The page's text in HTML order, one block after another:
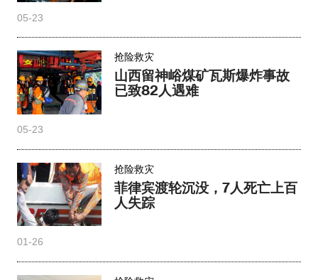
05-23
抢险救灾
山西留神峪煤矿瓦斯爆炸事故
已致82人遇难
05-23
抢险救灾
菲律宾渡轮沉没，7人死亡上百
人失踪
01-26